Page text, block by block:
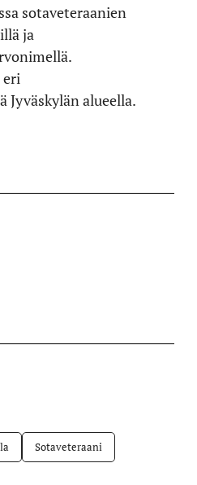
sotaveteraanien
ja
Jyväskylän alueella.
Sotaveteraani